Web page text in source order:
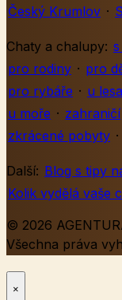
Český Krumlov ·
Chaty a chalupy:
pro rodiny · pro
pro rybáře · u lesa
u moře · zahraničí
zkrácené pobyty ·
Další: Blog s tipy
Kolik vydělá vaše
© 2026
Všechna práva
×